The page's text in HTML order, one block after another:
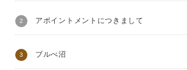
アポイントメントにつきまして
ブルべ沼